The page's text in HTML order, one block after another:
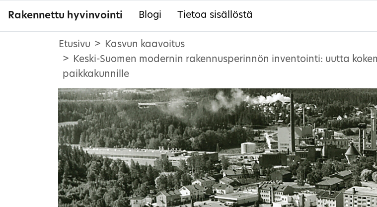
Rakennettu hyvinvointi Blogi Tietoa sisällöstä
Etusivu
Kasvun kaavoitus
Keski-Suomen modernin rakennusperinnön inventointi: uutta
paikkakunnille